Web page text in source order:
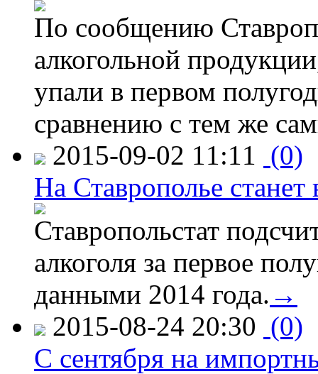
По сообщению
алкогольной
упали в первом
сравнению с тем же
2015-09-02 11:11 (0)
На Ставрополье
Ставропольстат
алкоголя за первое
данными 2014 года. →
2015-08-24 20:30 (0)
C сентября на